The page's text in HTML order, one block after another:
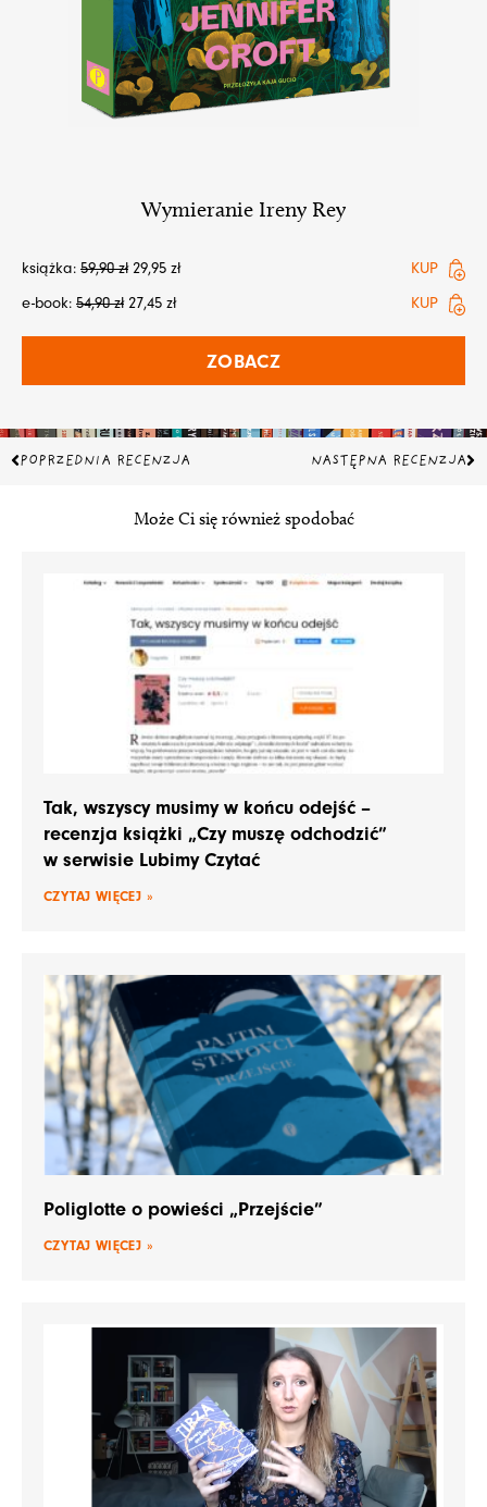
Wymieranie Ireny Rey
książka: 59,90zł 29,95 zł
KUP
e-book: 54,90zł 27,45 zł KUP
ZOBACZ
Prev
POPRZEDNIA RECENZJA NASTĘPNA RECENZJA
Może Ci się również spodobać
Tak, wszyscy musimy w końcu odejść –
recenzja książki „Czy muszę odchodzić”
w serwisie Lubimy Czytać
CZYTAJ WIĘCEJ »
Poliglotte o powieści „Przejście”
CZYTAJ WIĘCEJ »